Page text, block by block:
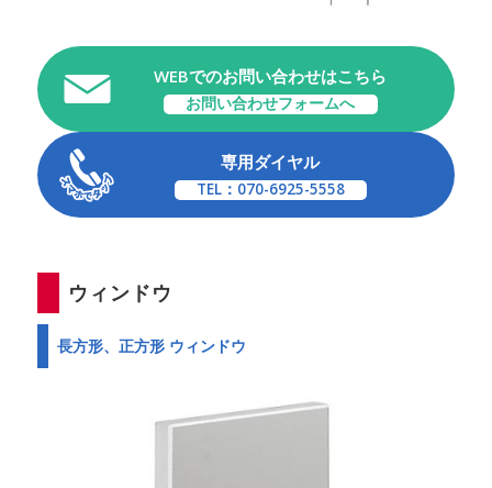
WEBでのお問い合わせはこちら
お問い合わせフォームへ
専用ダイヤル
TEL：070-6925-5558
ウィンドウ
長方形、正方形 ウィンドウ